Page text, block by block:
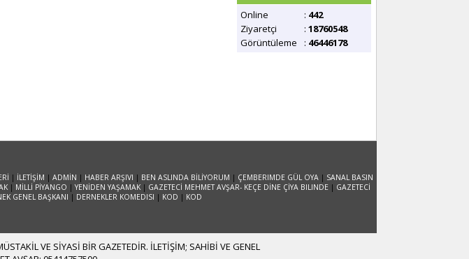
Online : 442
Ziyaretçi
: 18760548
Görüntüleme
: 46446178
| İLETİŞİM | ADMİN | HABER ARŞIVI | BEN ASLINDA BİLİYORUM | ÇEMBERIMDE GÜL OYA| SANAL BASIN
| MİLLİ PİYANGO |YENİDEN YAŞAMAK | GAZETECİ MEHMET AVŞAR- KEÇE DİNE ÇİYA BILINDE | GAZETECİ
GENEL BAŞKANI | DERNEKLER KOMEDISI | KOD | KOD
VE SİYASİ BİR GAZETEDİR. İLETİŞİM; SAHİBİ VE GENEL